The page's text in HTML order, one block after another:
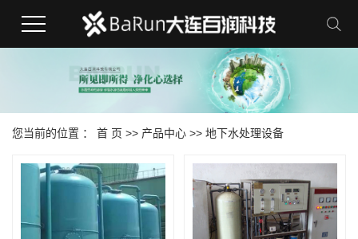
您当前的位置 ： 首 页 >> 产品中心 >> 地下水处理设备